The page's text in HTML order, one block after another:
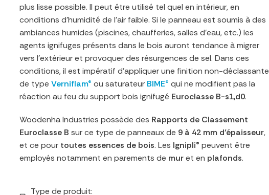
plus lisse possible. Il peut être utilisé tel quel en intérieur, en
conditions d’humidité de l’air faible. Si le panneau est soumis à des
ambiances humides (piscines, chaufferies, salles d’eau, etc.) les
agents ignifuges présents dans le bois auront tendance à migrer
vers l’extérieur et provoquer des résurgences de sel. Dans ces
conditions, il est impératif d’appliquer une finition non-déclassante
de type Verniflam® ou saturateur BIME® qui ne modifient pas la
réaction au feu du support bois ignifugé Euroclasse B-s1,d0.
Woodenha Industries possède des Rapports de Classement
Euroclasse B sur ce type de panneaux de 9 à 42 mm d’épaisseur,
et ce pour toutes essences de bois. Les Ignipli® peuvent être
employés notamment en parements de muret en plafonds.
Type de produit: